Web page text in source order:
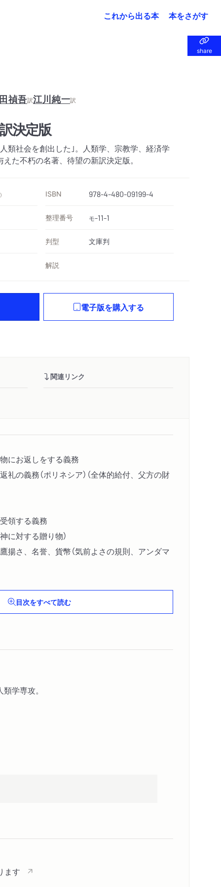
これから出る本 本をさがす
share
share
禎吾訳江川純一訳
決定版
類社会を創出した｣。人類学、宗教学、経済学
た不朽の名著、待望の新訳決定版。
ISBN 978-4-480-09199-4
整理番号 モ-11-1
判型 文庫判
解説
電子版を購入する
関連リンク
にお返しをする義務
の義務（ポリネシア）（全体的給付、父方の財
領する義務
に対する贈り物）
さ、名誉、貨幣（気前よさの規則、アンダマ
るこうした原則の残存（人に関する法と物に
学上の結論
目次をすべて読む
学専攻。
ます